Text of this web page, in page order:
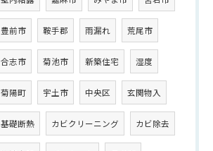
豊前市 鞍手郡 雨漏れ 荒尾市
合志市 菊池市 新築住宅 湿度
菊陽町 宇土市 中央区 玄関物入
基礎断熱 カビクリーニング カビ除去